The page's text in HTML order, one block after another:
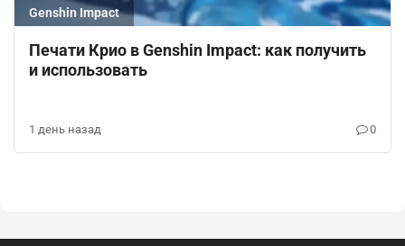
Genshin Impact
Печати Крио в Genshin Impact: как получить
и использовать
1 день назад 0